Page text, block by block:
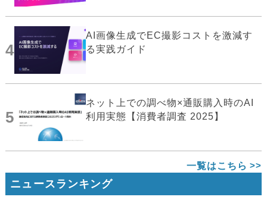
4
AI画像生成でEC撮影コストを激減す
る実践ガイド
5
ネット上での調べ物×通販購入時のAI
利用実態【消費者調査 2025】
一覧はこちら
ニュースランキング